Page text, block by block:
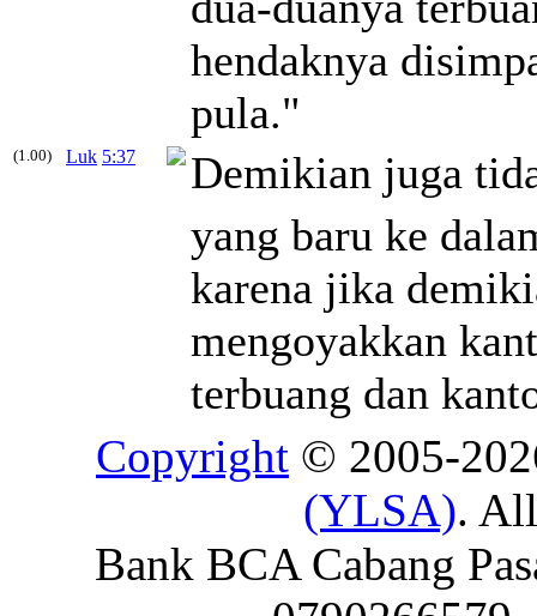
hendaknya
pula."
(1.00) Luk 5:37
Demikian juga
yang baru ke
karena jika
mengoyakkan
terbuang dan
Copyright © 2005-
(YLSA).
Bank BCA Cabang